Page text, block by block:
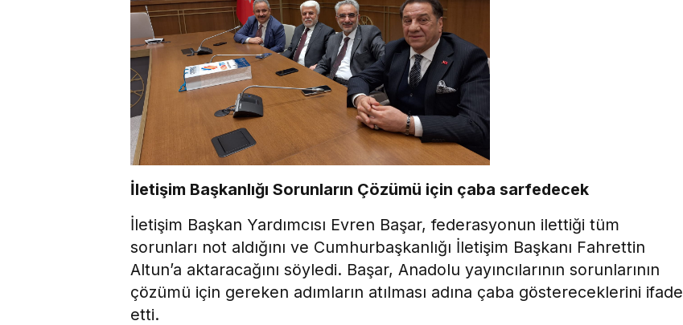
İletişim Başkanlığı Sorunların Çözümü için çaba sarfedecek
İletişim Başkan Yardımcısı Evren Başar, federasyonun ilettiği tüm
sorunları not aldığını ve Cumhurbaşkanlığı İletişim Başkanı Fahrettin
Altun’a aktaracağını söyledi. Başar, Anadolu yayıncılarının sorunlarının
çözümü için gereken adımların atılması adına çaba göstereceklerini ifade
etti.